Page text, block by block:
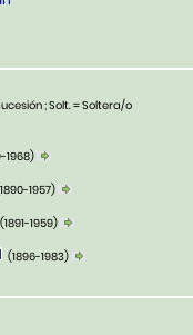
; Solt. = Soltera/o
1968)
1957)
(1891-1959)
(1896-1983)